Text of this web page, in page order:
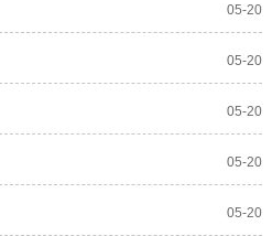
05-20
05-20
05-20
05-20
05-20